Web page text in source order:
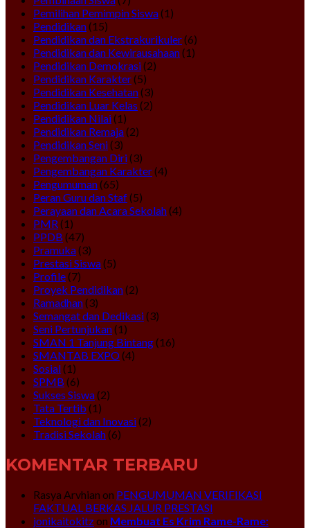
Pemilihan Pemimpin Siswa(1)
Pendidikan(15)
Pendidikan dan Ekstrakurikuler(6)
Pendidikan dan Kewirausahaan(1)
Pendidikan Demokrasi(2)
Pendidikan Karakter(5)
Pendidikan Kesehatan(3)
Pendidikan Luar Kelas (2)
Pendidikan Nilai(1)
Pendidikan Remaja(2)
Pendidikan Seni(3)
Pengembangan Diri(3)
Pengembangan Karakter(4)
Pengumuman(65)
Peran Guru dan Staf(5)
Perayaan dan Acara Sekolah(4)
PMR (1)
PPDB (47)
Pramuka(3)
Prestasi Siswa(5)
Profile(7)
Proyek Pendidikan(2)
Ramadhan(3)
Semangat dan Dedikasi(3)
Seni Pertunjukan(1)
SMAN 1 Tanjung Bintang(16)
SMANTAB EXPO(4)
Sosial(1)
SPMB (6)
Sukses Siswa(2)
Tata Tertib (1)
Teknologi dan Inovasi(2)
Tradisi Sekolah(6)
KOMENTAR TERBARU
Rasya Arvhian on PENGUMUMAN VERIFIKASI
FAKTUAL BERKAS JALUR PRESTASI
jonikaitokitzon Membuat Es Krim Rame-Rame: